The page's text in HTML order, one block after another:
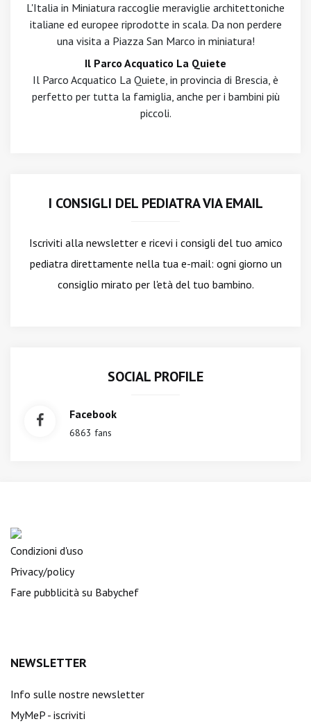
L'Italia in Miniatura raccoglie meraviglie architettoniche
italiane ed europee riprodotte in scala. Da non perdere
una visita a Piazza San Marco in miniatura!
Il Parco Acquatico La Quiete
Il Parco Acquatico La Quiete, in provincia di Brescia, è
perfetto per tutta la famiglia, anche per i bambini più
piccoli.
I CONSIGLI DEL PEDIATRA VIA EMAIL
Iscriviti alla newslettere ricevi i consigli del tuo amico
pediatra direttamente nella tua e-mail: ogni giorno un
consiglio mirato per l'età del tuo bambino.
SOCIAL PROFILE
Facebook
6863 fans
Condizioni d'uso
Privacy/policy
Fare pubblicità su Babychef
NEWSLETTER
Info sulle nostre newsletter
MyMeP - iscriviti